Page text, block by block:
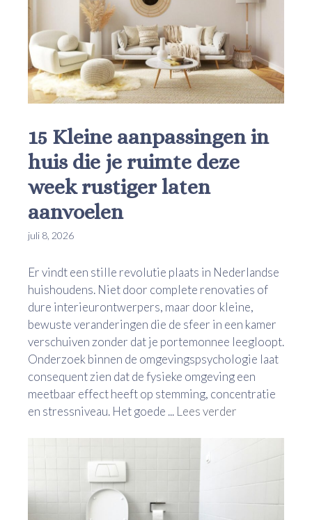
15 Kleine aanpassingen in
huis die je ruimte deze
week rustiger laten
aanvoelen
juli 8, 2026
Er vindt een stille revolutie plaats in Nederlandse
huishoudens. Niet door complete renovaties of
dure interieurontwerpers, maar door kleine,
bewuste veranderingen die de sfeer in een kamer
verschuiven zonder dat je portemonnee leegloopt.
Onderzoek binnen de omgevingspsychologie laat
consequent zien dat de fysieke omgeving een
meetbaar effect heeft op stemming, concentratie
en stressniveau. Het goede ... Lees verder